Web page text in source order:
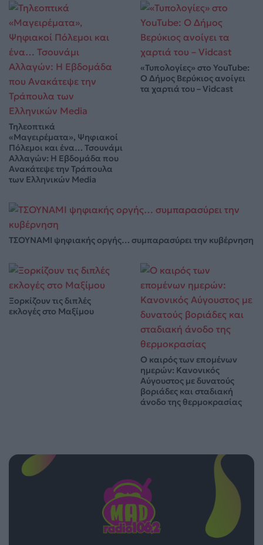
Τηλεοπτικά
«Μαγειρέματα», Ψηφιακοί
Πόλεμοι και ένα… Τσουνάμι
Αλλαγών: Η Εβδομάδα που
Ανακάτεψε την Τράπουλα
των Ελληνικών Media
«Τυπολογίες» στο YouTube:
Ο Δήμος Βερύκιος ανοίγει
τα χαρτιά του – Vidcast
ΤΣΟΥΝΑΜΙ ψηφιακής οργής… συμπαρασύρει την κυβέρνηση
Ξορκίζουν τις διπλές
εκλογές στο Μαξίμου
Ο καιρός των επομένων
ημερών: Κανονικός
Αύγουστος με δυνατούς
βοριάδες και σταδιακή
άνοδο της θερμοκρασίας